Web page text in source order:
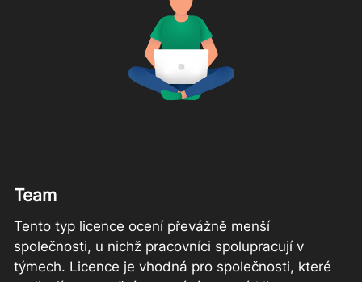
Team
Tento typ licence ocení převážně menší
společnosti, u nichž pracovníci spolupracují v
týmech. Licence je vhodná pro společnosti, které